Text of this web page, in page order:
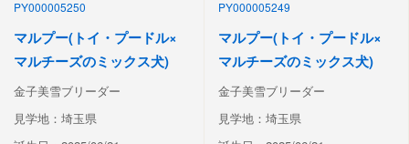
PY000005250
マルプー(トイ・プードル×
マルチーズのミックス犬)
金子美雪ブリーダー
見学地：埼玉県
PY000005249
マルプー(トイ・プードル×
マルチーズのミックス犬)
金子美雪ブリーダー
見学地：埼玉県